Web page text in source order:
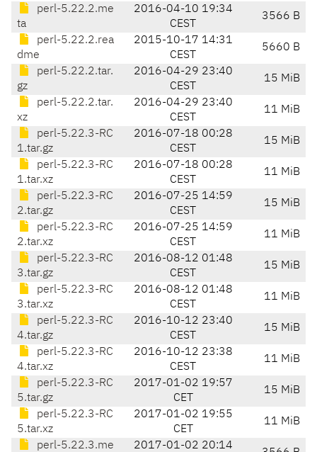
perl-5.22.2.me
ta
2016-04-10 19:34
CEST
3566 B
perl-5.22.2.rea
dme
2015-10-17 14:31
CEST
5660 B
perl-5.22.2.tar.
gz
2016-04-29 23:40
CEST
15 MiB
perl-5.22.2.tar.
xz
2016-04-29 23:40
CEST
11 MiB
perl-5.22.3-RC
1.tar.gz
2016-07-18 00:28
CEST
15 MiB
perl-5.22.3-RC
1.tar.xz
2016-07-18 00:28
CEST
11 MiB
perl-5.22.3-RC
2.tar.gz
2016-07-25 14:59
CEST
15 MiB
perl-5.22.3-RC
2.tar.xz
2016-07-25 14:59
CEST
11 MiB
perl-5.22.3-RC
3.tar.gz
2016-08-12 01:48
CEST
15 MiB
perl-5.22.3-RC
3.tar.xz
2016-08-12 01:48
CEST
11 MiB
perl-5.22.3-RC
4.tar.gz
2016-10-12 23:40
CEST
15 MiB
perl-5.22.3-RC
4.tar.xz
2016-10-12 23:38
CEST
11 MiB
perl-5.22.3-RC
5.tar.gz
2017-01-02 19:57
CET
15 MiB
perl-5.22.3-RC
5.tar.xz
2017-01-02 19:55
CET
11 MiB
perl-5.22.3.me 2017-01-02 20:14